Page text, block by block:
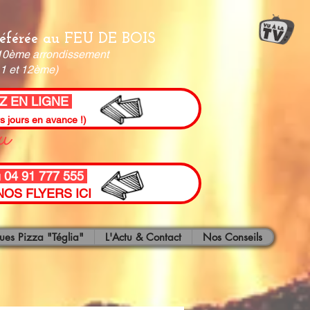
au FEU DE BOIS
arrondissement
et 12ème)
EN LIGNE
jours en avance !)
91 777 555
FLYERS ICI
Pizza "Téglia" L'Actu & Contact Nos Conseils